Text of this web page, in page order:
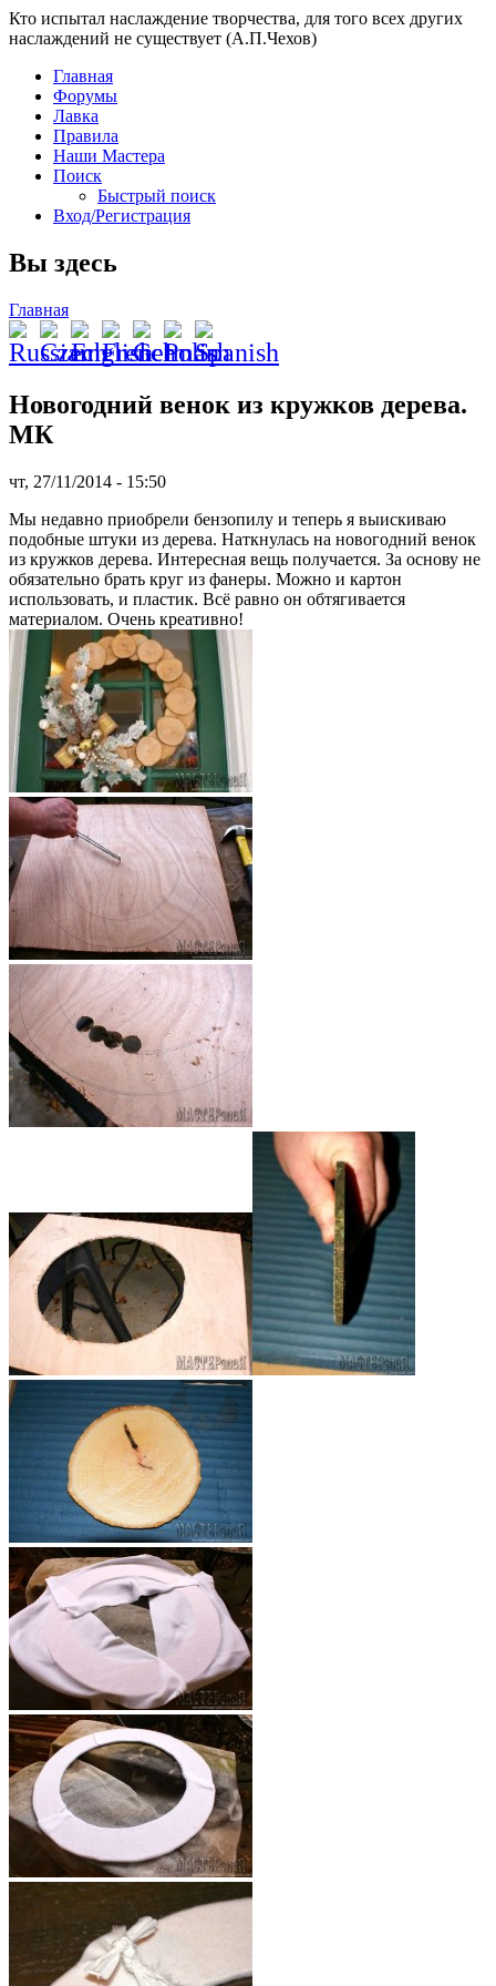
Кто испытал наслаждение творчества, для того всех других
наслаждений не существует (А.П.Чехов)
Главная
Форумы
Лавка
Правила
Наши Мастера
Поиск
Быстрый поиск
Вход/Регистрация
Вы здесь
Главная
Новогодний венок из кружков дерева.
МК
чт, 27/11/2014 - 15:50
Мы недавно приобрели бензопилу и теперь я выискиваю
подобные штуки из дерева. Наткнулась на новогодний венок
из кружков дерева. Интересная вещь получается. За основу не
обязательно брать круг из фанеры. Можно и картон
использовать, и пластик. Всё равно он обтягивается
материалом. Очень креативно!